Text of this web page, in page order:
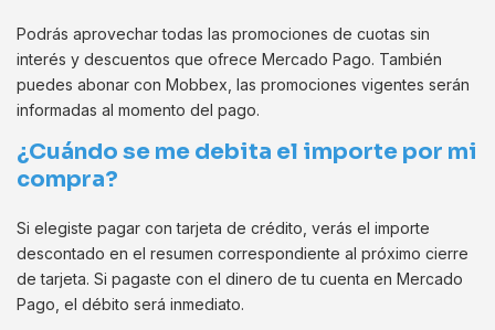
Podrás aprovechar todas las promociones de cuotas sin
interés y descuentos que ofrece Mercado Pago. También
puedes abonar con Mobbex, las promociones vigentes serán
informadas al momento del pago.
¿Cuándo se me debita el importe por mi
compra?
Si elegiste pagar con tarjeta de crédito, verás el importe
descontado en el resumen correspondiente al próximo cierre
de tarjeta. Si pagaste con el dinero de tu cuenta en Mercado
Pago, el débito será inmediato.